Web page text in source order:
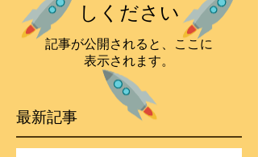
しください
記事が公開されると、ここに
表示されます。
最新記事